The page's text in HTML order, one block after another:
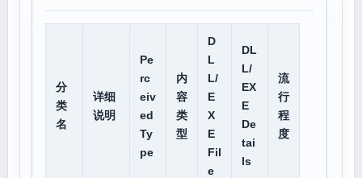
分
类
名
详细
说明
Pe
rc
eiv
ed
Ty
pe
内
容
类
型
D
L
L/
E
X
E
Fil
e
DL
L/
EX
E
De
tai
ls
流
行
程
度